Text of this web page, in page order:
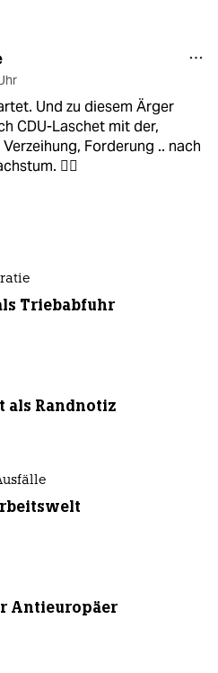
Und zu diesem Ärger
CDU-Laschet mit der,
Forderung .. nach
🤦‍♂️
Triebabfuhr
als Randnotiz
Antieuropäer